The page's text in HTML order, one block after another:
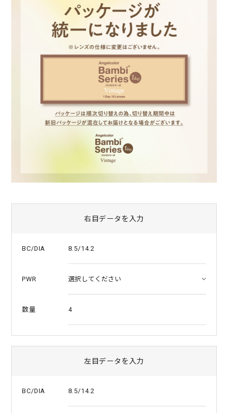
右目データを入力
BC/DIA 8.5/14.2
PWR
数量 4
左目データを入力
BC/DIA 8.5/14.2